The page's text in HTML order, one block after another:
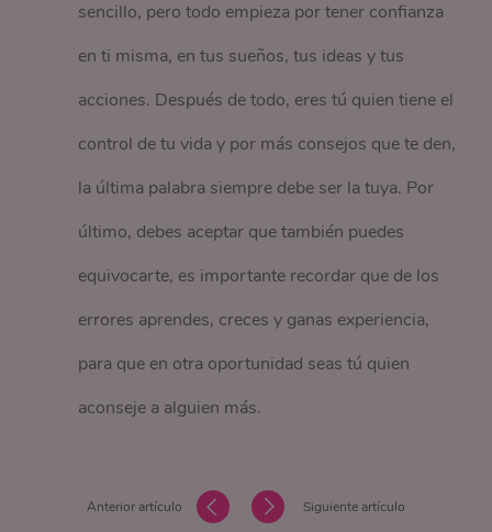
sencillo, pero todo empieza por tener confianza
en ti misma, en tus sueños, tus ideas y tus
acciones. Después de todo, eres tú quien tiene el
control de tu vida y por más consejos que te den,
la última palabra siempre debe ser la tuya. Por
último, debes aceptar que también puedes
equivocarte, es importante recordar que de los
errores aprendes, creces y ganas experiencia,
para que en otra oportunidad seas tú quien
aconseje a alguien más.
Anterior artículo Siguiente artículo